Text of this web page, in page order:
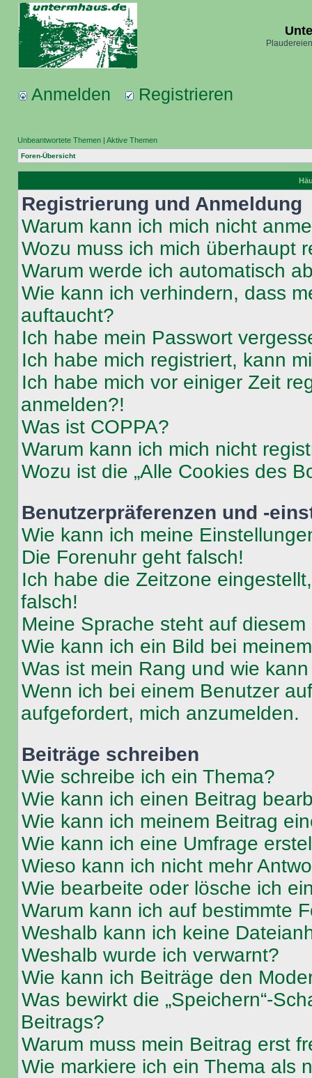
Anmelden Registrieren
Unbeantwortete Themen | Aktive Themen
Foren-Übersicht
Registrierung und Anmeldung
Warum kann ich mich nicht
Wozu muss ich mich überhaupt
Warum werde ich automatisch
Wie kann ich verhindern, dass
auftaucht?
Ich habe mein Passwort
Ich habe mich registriert, kann
Ich habe mich vor einiger Zeit
anmelden?!
Was ist COPPA?
Warum kann ich mich nicht
Wozu ist die „Alle Cookies des
Benutzerpräferenzen und -
Wie kann ich meine
Die Forenuhr geht falsch!
Ich habe die Zeitzone
falsch!
Meine Sprache steht auf
Wie kann ich ein Bild bei
Was ist mein Rang und wie
Wenn ich bei einem Benutzer
aufgefordert, mich anzumelden.
Beiträge schreiben
Wie schreibe ich ein Thema?
Wie kann ich einen Beitrag
Wie kann ich meinem Beitrag
Wie kann ich eine Umfrage
Wieso kann ich nicht mehr
Wie bearbeite oder lösche ich
Warum kann ich auf bestimmte
Weshalb kann ich keine
Weshalb wurde ich verwarnt?
Wie kann ich Beiträge den
Was bewirkt die „Speichern“-
Beitrags?
Warum muss mein Beitrag erst
Wie markiere ich ein Thema als